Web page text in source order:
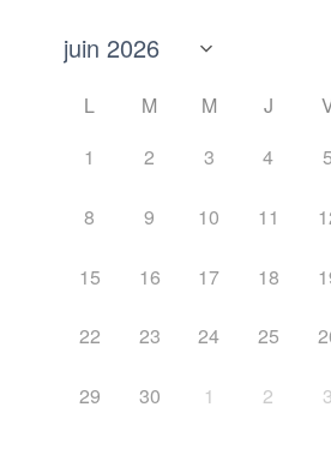
L M M J
1
2 3 4 5
8 9 10 11
15 16 17 18
22 23 24 25
29 30 1 2 3